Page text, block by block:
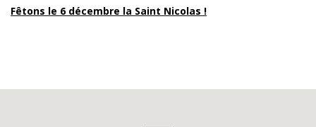
Fêtons le 6 décembre la Saint Nicolas !